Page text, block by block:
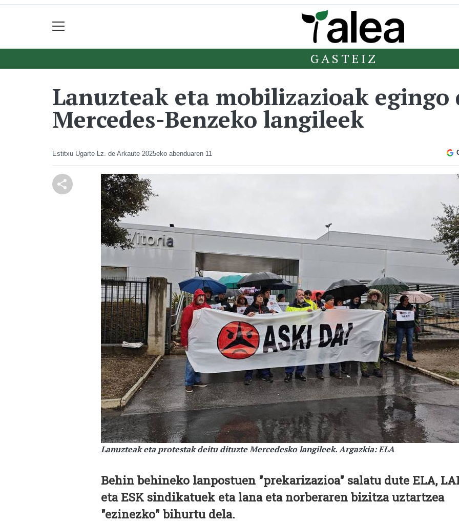
GASTEIZ
Lanuzteak eta mobilizazioak
Mercedes-Benzeko langileek
Estitxu Ugarte Lz. de Arkaute 2025eko abenduaren 11
Lanuzteak eta protestak deitu dituzte Mercedesko langileek. Argazkia: ELA
Behin behineko lanpostuen "prekarizazioa" salatu dute ELA,
eta ESK sindikatuek eta lana eta norberaren bizitza uztartzea
"ezinezko" bihurtu dela.